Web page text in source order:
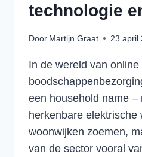
technologie
Door Martijn Graat 23 april
In de wereld van online
een household name –
herkenbare elektrische
woonwijken zoemen,
van de sector vooral